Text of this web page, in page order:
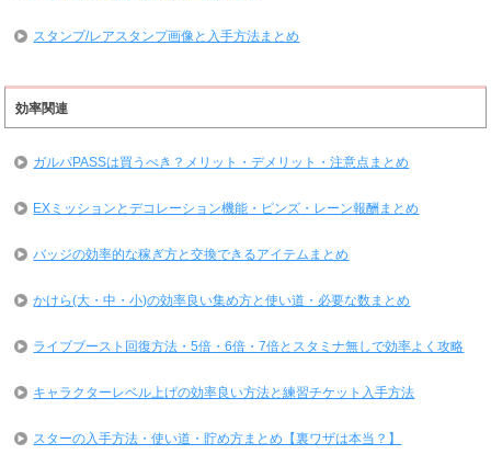
スタンプ/レアスタンプ画像と入手方法まとめ
効率関連
ガルパPASSは買うべき？メリット・デメリット・注意点まとめ
EXミッションとデコレーション機能・ピンズ・レーン報酬まとめ
バッジの効率的な稼ぎ方と交換できるアイテムまとめ
かけら(大・中・小)の効率良い集め方と使い道・必要な数まとめ
ライブブースト回復方法・5倍・6倍・7倍とスタミナ無しで効率よく攻略
キャラクターレベル上げの効率良い方法と練習チケット入手方法
スターの入手方法・使い道・貯め方まとめ【裏ワザは本当？】